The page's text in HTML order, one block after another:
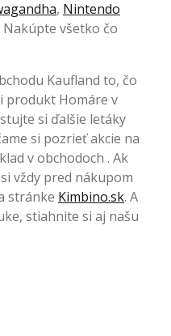
, Nintendo
Nakúpte všetko čo
Kaufland to, čo
produkt Homáre v
si ďalšie letáky
si pozrieť akcie na
v obchodoch . Ak
vždy pred nákupom
stránke Kimbino.sk. A
stiahnite si aj našu